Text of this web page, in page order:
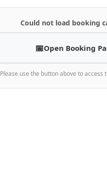
Could not load booking
Open Booking
Please use the button above to access